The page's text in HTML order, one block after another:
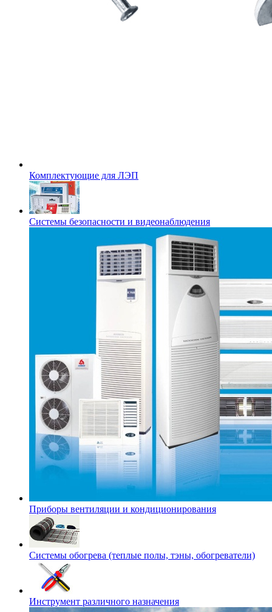
Комплектующие для ЛЭП
Системы безопасности и видеонаблюдения
Приборы вентиляции и кондиционирования
Системы обогрева (теплые полы, тэны, обогреватели)
Инструмент различного назначения